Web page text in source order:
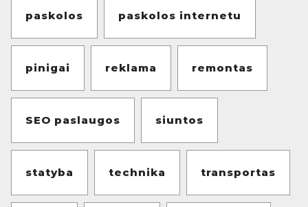
paskolos paskolos internetu
pinigai reklama remontas
SEO paslaugos siuntos
statyba technika transportas